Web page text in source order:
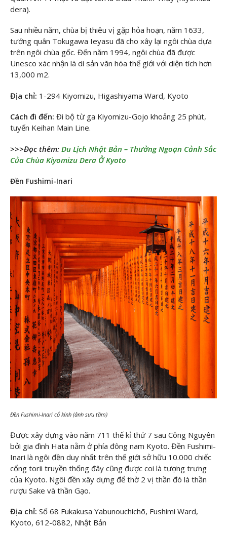
dera).
Sau nhiều năm, chùa bị thiêu vị gặp hỏa hoạn, năm 1633,
tướng quân Tokugawa Ieyasu đã cho xây lại ngôi chùa dựa
trên ngôi chùa gốc. Đến năm 1994, ngôi chùa đã được
Unesco xác nhận là di sản văn hóa thế giới với diện tích hơn
13,000 m2.
Địa chỉ: 1-294 Kiyomizu, Higashiyama Ward, Kyoto
Cách đi đến: Đi bộ từ ga Kiyomizu-Gojo khoảng 25 phút,
tuyến Keihan Main Line.
>>>Đọc thêm: Du Lịch Nhật Bản – Thưởng Ngoạn Cảnh Sắc
Của Chùa Kiyomizu Dera Ở Kyoto
Đền Fushimi-Inari
Đền Fushimi-Inari cổ kính (ảnh sưu tầm)
Được xây dựng vào năm 711 thế kỉ thứ 7 sau Công Nguyên
bởi gia đình Hata nằm ở phía đông nam Kyoto. Đền Fushimi-
Inari là ngôi đền duy nhất trên thế giới sở hữu 10.000 chiếc
cổng torii truyền thống đây cũng được coi là tượng trưng
của Kyoto. Ngôi đền xây dựng để thờ 2 vị thần đó là thần
rượu Sake và thần Gạo.
Địa chỉ: Số 68 Fukakusa Yabunouchichō, Fushimi Ward,
Kyoto, 612-0882, Nhật Bản